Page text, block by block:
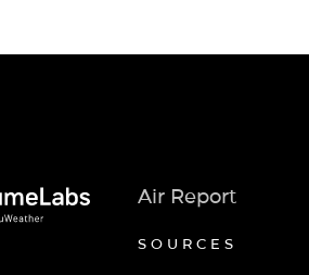
Air Report
SOURCES